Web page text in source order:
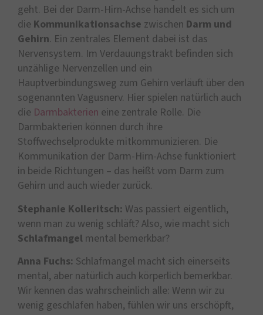
geht. Bei der Darm-Hirn-Achse handelt es sich um
die Kommunikationsachse zwischen Darm und
Gehirn. Ein zentrales Element dabei ist das
Nervensystem. Im Verdauungstrakt befinden sich
unzählige Nervenzellen und ein
Hauptverbindungsweg zum Gehirn verläuft über den
sogenannten Vagusnerv. Hier spielen natürlich auch
die Darmbakterien eine zentrale Rolle. Die
Darmbakterien können durch ihre
Stoffwechselprodukte mitkommunizieren. Die
Kommunikation der Darm-Hirn-Achse funktioniert
in beide Richtungen – das heißt vom Darm zum
Gehirn und auch wieder zurück.
Stephanie Kolleritsch: Was passiert eigentlich,
wenn man zu wenig schläft? Also, wie macht sich
Schlafmangel mental bemerkbar?
Anna Fuchs: Schlafmangel macht sich einerseits
mental, aber natürlich auch körperlich bemerkbar.
Wir kennen das wahrscheinlich alle: Wenn wir zu
wenig geschlafen haben, fühlen wir uns erschöpft,